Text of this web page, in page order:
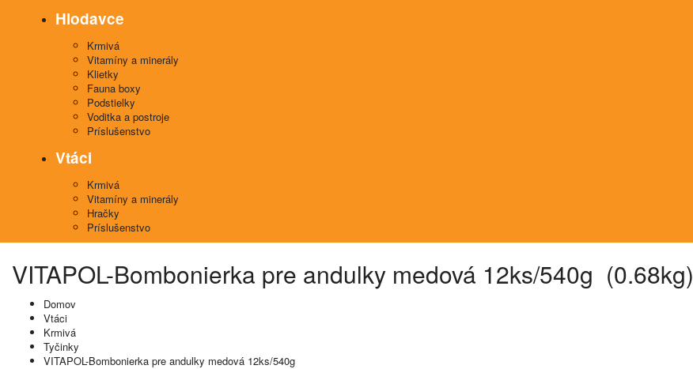
Hlodavce
Krmivá
Vitamíny a minerály
Klietky
Fauna boxy
Podstielky
Voditka a postroje
Príslušenstvo
Vtáci
Krmivá
Vitamíny a minerály
Hračky
Príslušenstvo
VITAPOL-Bombonierka pre andulky medová 12ks/540g (0.68kg)
Domov
Vtáci
Krmivá
Tyčinky
VITAPOL-Bombonierka pre andulky medová 12ks/540g